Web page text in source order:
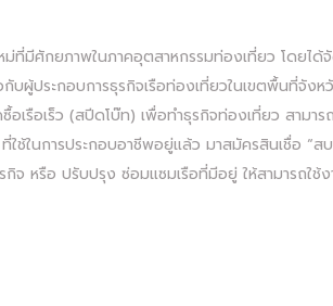
ที่มีศักยภาพในภาคอุตสาหกรรมท่องเที่ยว โดยได้
บผู้ประกอบการธุรกิจเรือท่องเที่ยวในเขตพื้นที่จังห
เรือเร็ว (สปีดโบ๊ท) เพื่อทำธุรกิจท่องเที่ยว สามา
ช้ในการประกอบอาชีพอยู่แล้ว มาสมัครสินเชื่อ “สบ
หรือ ปรับปรุง ซ่อมแซมเรือที่มีอยู่ ให้สามารถใช้